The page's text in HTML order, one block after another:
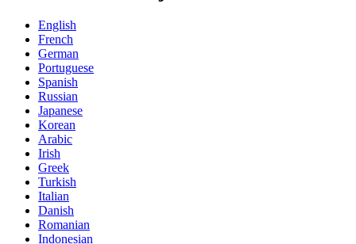
English
French
German
Portuguese
Spanish
Russian
Japanese
Korean
Arabic
Irish
Greek
Turkish
Italian
Danish
Romanian
Indonesian